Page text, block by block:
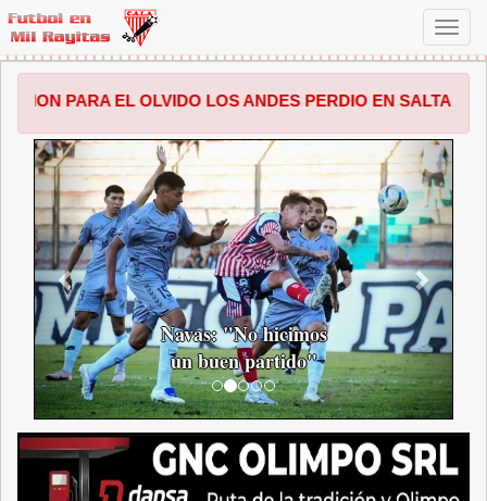
OLVIDO LOS ANDES PERDIO EN SALTA POR 1 A 0
Navas: "No hicimos
un buen partido"
ANTERIOR